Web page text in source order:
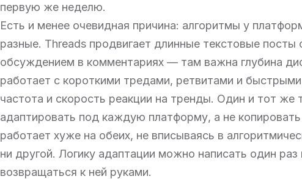
первую же неделю.
Есть и менее очевидная причина: алгоритмы у
разные. Threads продвигает длинные текстовые посты
обсуждением в комментариях — там важна глубина
работает с короткими тредами, ретвитами и
частота и скорость реакции на тренды. Один и тот же
адаптировать под каждую платформу, а не
работает хуже на обеих, не вписываясь в
ни другой. Логику адаптации можно написать один
возвращаться к ней руками.